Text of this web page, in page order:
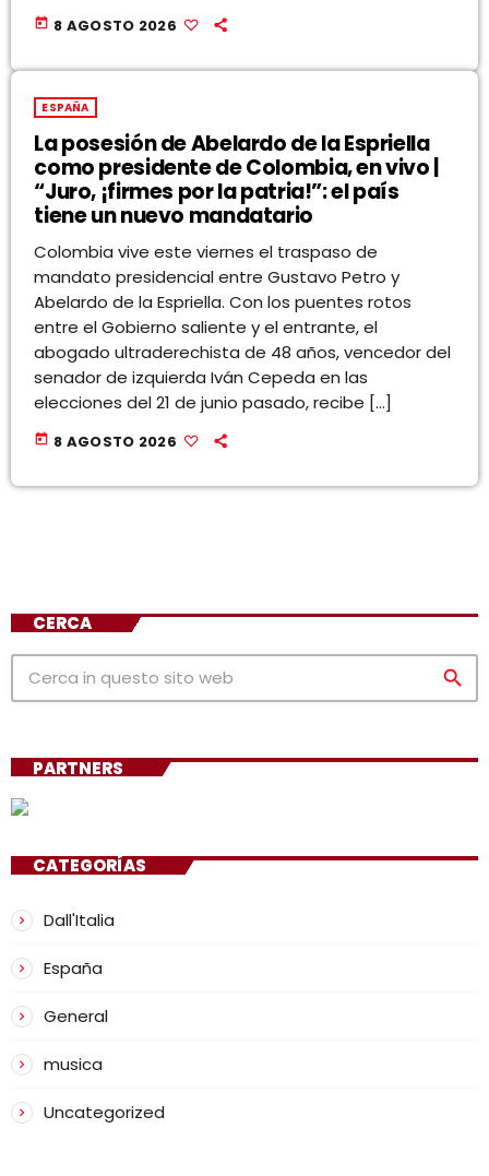
today 8 AGOSTO 2026
ESPAÑA
La posesión de Abelardo de la Espriella
como presidente de Colombia, en vivo |
“Juro, ¡firmes por la patria!”: el país
tiene un nuevo mandatario
Colombia vive este viernes el traspaso de
mandato presidencial entre Gustavo Petro y
Abelardo de la Espriella. Con los puentes rotos
entre el Gobierno saliente y el entrante, el
abogado ultraderechista de 48 años, vencedor del
senador de izquierda Iván Cepeda en las
elecciones del 21 de junio pasado, recibe […]
today 8 AGOSTO 2026
CERCA
search
PARTNERS
CATEGORÍAS
Dall'Italia
España
General
musica
Uncategorized